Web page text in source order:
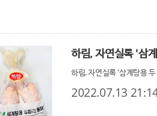
하림, 자연실록 '삼
하림, 자연실록 '삼계탕용
2022.07.13